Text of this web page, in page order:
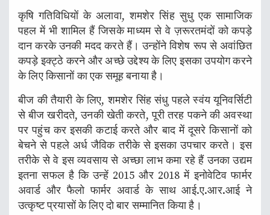
कृषि गतिविधियों के अलावा, शमशेर सिंह सुधु एक सामाजिक
पहल में भी शामिल हैं जिसके माध्यम से वे ज़रूरतमंदों को कपड़े
दान करके उनकी मदद करते हैं। उन्होंने विशेष रूप से अवांछित
कपड़े इक्ट्ठे करने और अच्छे उद्देश्य के लिए इसका उपयोग करने
के लिए किसानों का एक समूह बनाया है।
बीज की तैयारी के लिए, शमशेर सिंह संधु पहले स्वंय यूनिवर्सिटी
से बीज खरीदते, उनकी खेती करते, पूरी तरह पकने की अवस्था
पर पहुंच कर इसकी कटाई करते और बाद में दूसरे किसानों को
बेचने से पहले अर्ध जैविक तरीके से इसका उपचार करते। इस
तरीके से वे इस व्यवसाय से अच्छा लाभ कमा रहे हैं उनका उद्यम
इतना सफल है कि उन्हें 2015 और 2018 में इनोवेटिव फार्मर
अवार्ड और फैलो फार्मर अवार्ड के साथ आई.ए.आर.आई ने
उत्कृष्ट प्रयासों के लिए दो बार सम्मानित किया है।